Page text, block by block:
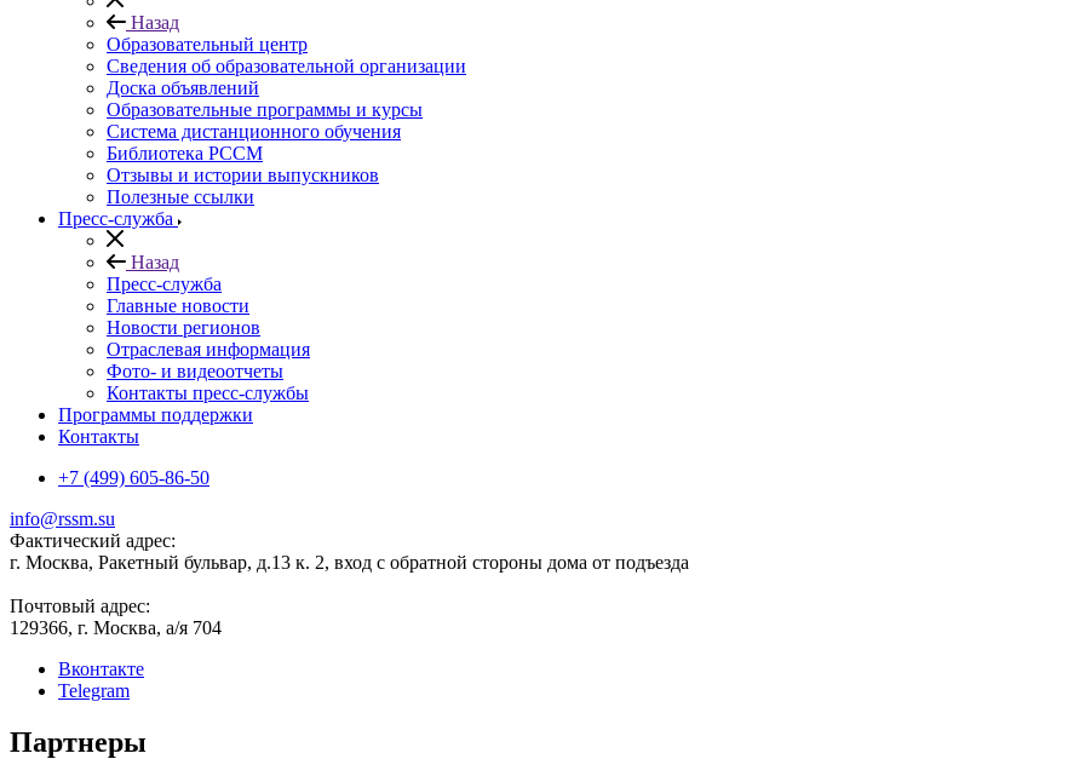
Назад
Образовательный центр
Сведения об образовательной организации
Доска объявлений
Образовательные программы и курсы
Система дистанционного обучения
Библиотека РССМ
Отзывы и истории выпускников
Полезные ссылки
Пресс-служба
Назад
Пресс-служба
Главные новости
Новости регионов
Отраслевая информация
Фото- и видеоотчеты
Контакты пресс-службы
Программы поддержки
Контакты
+7 (499) 605-86-50
info@rssm.su
Фактический адрес:
г. Москва, Ракетный бульвар, д.13 к. 2, вход с обратной стороны дома от подъезда
Почтовый адрес:
129366, г. Москва, а/я 704
Вконтакте
Telegram
Партнеры